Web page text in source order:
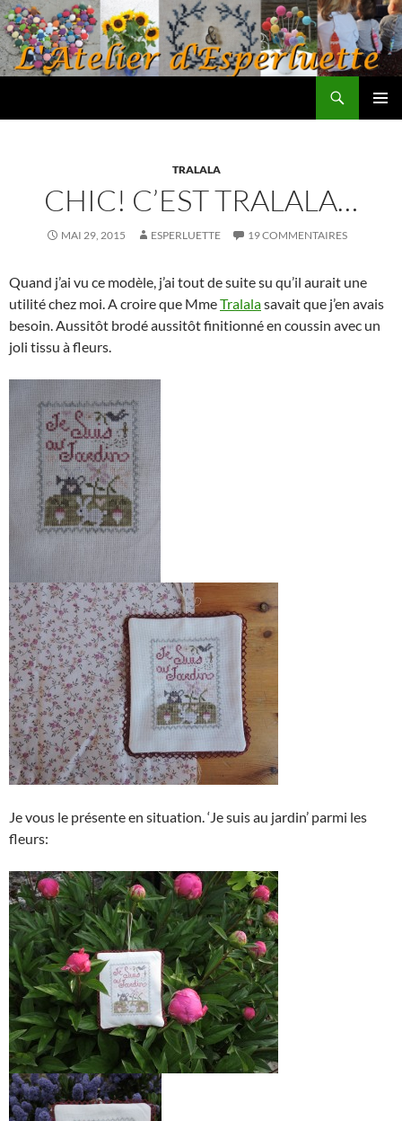
Aller
au
contenu
TRALALA
CHIC! C’EST TRALALA…
MAI 29, 2015 ESPERLUETTE 19 COMMENTAIRES
Quand j’ai vu ce modèle, j’ai tout de suite su qu’il aurait une
utilité chez moi. A croire que MmeTralalasavait que j’en avais
besoin. Aussitôt brodé aussitôt finitionné en coussin avec un
joli tissu à fleurs.
Je vous le présente en situation. ‘Je suis au jardin’ parmi les
fleurs: